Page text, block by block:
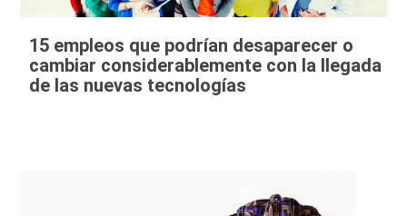
15 empleos que podrían desaparecer o
cambiar considerablemente con la llegada
de las nuevas tecnologías